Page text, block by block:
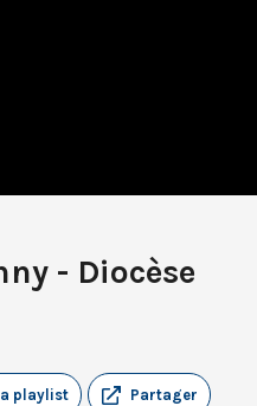
- Diocèse
Partager
playlist